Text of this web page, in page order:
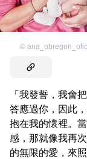
©
「我發誓，我會
答應過你，因此
抱在我的懷裡。
感，那就像我再
的無限的愛，來